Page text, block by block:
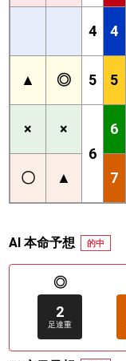
4 4
▲ ◎ 5 5
×
×
6
6
〇 ▲ 7
AI 本命予想 的中
◎
2
足達重